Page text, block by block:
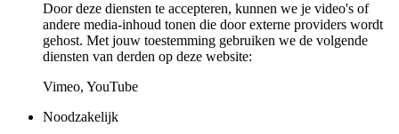
Door deze diensten te accepteren, kunnen we je video's of
andere media-inhoud tonen die door externe providers wordt
gehost. Met jouw toestemming gebruiken we de volgende
diensten van derden op deze website:
Vimeo, YouTube
Noodzakelijk